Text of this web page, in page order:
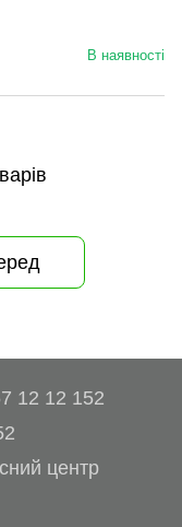
В наявності
12 12 152
центр